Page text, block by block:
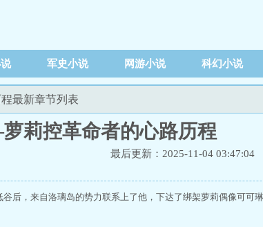
军史小说 网游小说 科幻小说
最新章节列表
莉控革命者的心路历程
最后更新：2025-11-04 03:47:04
谷后，来自洛璃岛的势力联系上了他，下达了绑架萝莉偶像可